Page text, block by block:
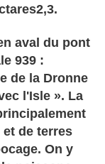
aval du pont
939 :
de la Dronne
l'Isle ». La
de terres
On y